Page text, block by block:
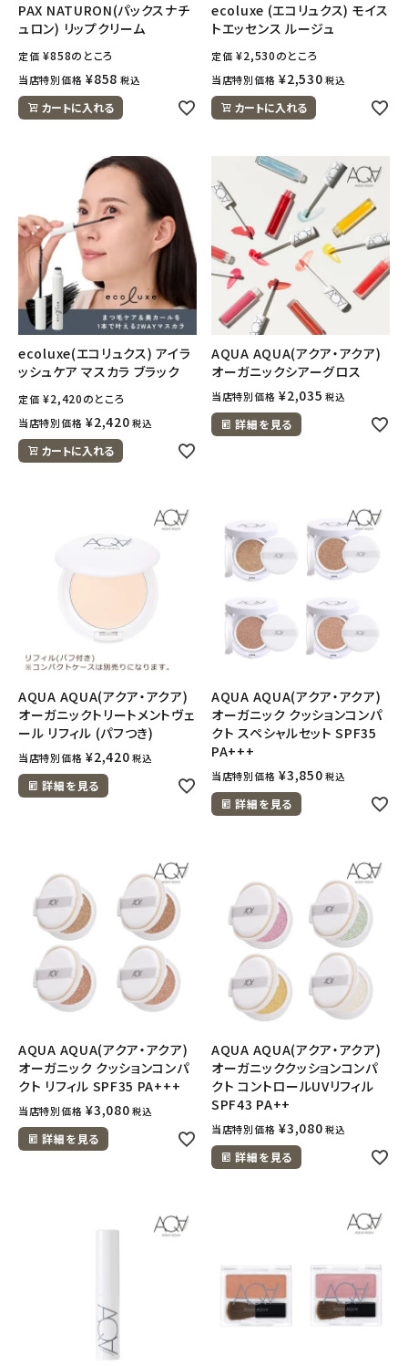
PAX NATURON(パックスナチ
ュロン) リップクリーム
定価 ¥858のところ
当店特別価格 ¥858 税込
カートに入れる
ecoluxe (エコリュクス) モイス
トエッセンス ルージュ
定価 ¥2,530のところ
当店特別価格 ¥2,530 税込
カートに入れる
ecoluxe(エコリュクス) アイラ
ッシュケア マスカラ ブラック
定価 ¥2,420のところ
当店特別価格 ¥2,420 税込
カートに入れる
AQUA AQUA(アクア・アクア)
オーガニックシアーグロス
当店特別価格 ¥2,035 税込
詳細を見る
AQUA AQUA(アクア・アクア)
オーガニックトリートメントヴェ
ール リフィル (パフつき)
当店特別価格 ¥2,420 税込
詳細を見る
AQUA AQUA(アクア・アクア)
オーガニック クッションコンパ
クト スペシャルセット SPF35
PA+++
当店特別価格 ¥3,850 税込
詳細を見る
AQUA AQUA(アクア・アクア)
オーガニック クッションコンパ
クト リフィル SPF35 PA+++
当店特別価格 ¥3,080 税込
詳細を見る
AQUA AQUA(アクア・アクア)
オーガニッククッションコンパ
クト コントロールUVリフィル
SPF43 PA++
当店特別価格 ¥3,080 税込
詳細を見る